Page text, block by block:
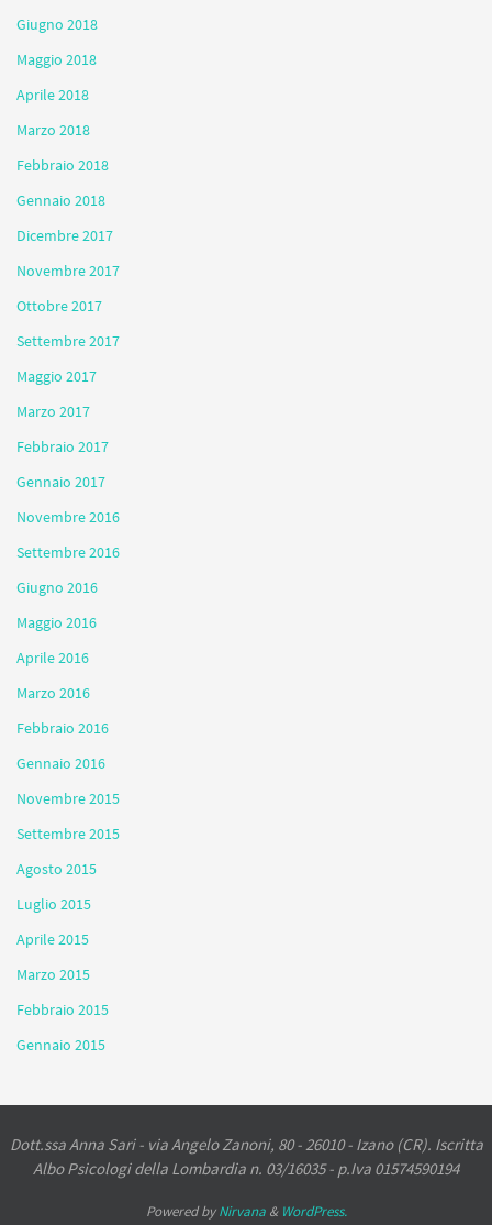
Giugno 2018
Maggio 2018
Aprile 2018
Marzo 2018
Febbraio 2018
Gennaio 2018
Dicembre 2017
Novembre 2017
Ottobre 2017
Settembre 2017
Maggio 2017
Marzo 2017
Febbraio 2017
Gennaio 2017
Novembre 2016
Settembre 2016
Giugno 2016
Maggio 2016
Aprile 2016
Marzo 2016
Febbraio 2016
Gennaio 2016
Novembre 2015
Settembre 2015
Agosto 2015
Luglio 2015
Aprile 2015
Marzo 2015
Febbraio 2015
Gennaio 2015
Dott.ssa Anna Sari - via Angelo Zanoni, 80 - 26010 - Izano (CR). Iscritta
Albo Psicologi della Lombardia n. 03/16035 - p.Iva 01574590194
Powered byNirvana& WordPress.